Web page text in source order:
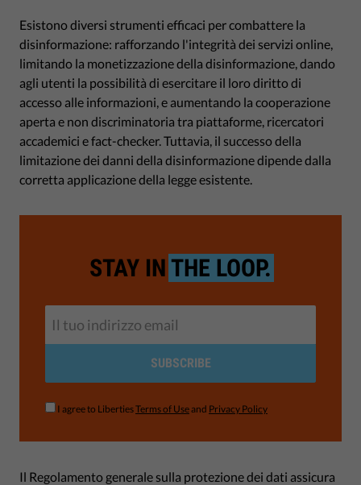
Esistono diversi strumenti efficaci per combattere la
disinformazione: rafforzando l'integrità dei servizi online,
limitando la monetizzazione della disinformazione, dando
agli utenti la possibilità di esercitare il loro diritto di
accesso alle informazioni, e aumentando la cooperazione
aperta e non discriminatoria tra piattaforme, ricercatori
accademici e fact-checker. Tuttavia, il successo della
limitazione dei danni della disinformazione dipende dalla
corretta applicazione della legge esistente.
STAY IN THE LOOP.
SUBSCRIBE
I agree to LibertiesTerms of Useand Privacy Policy
Il Regolamento generale sulla protezione dei dati assicura